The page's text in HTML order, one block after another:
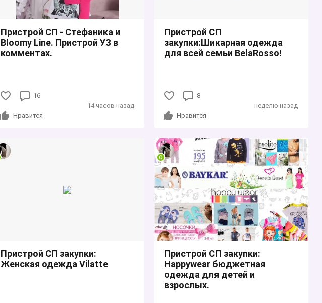
Пристрой СП - Стефаника и
Bloomy Line. Пристрой УЗ в
комментах.
16
Нравится
14 часов назад
Пристрой СП
закупки:Шикарная одежда
для всей семьи BelaRosso!
8
Нравится
неделю назад
Пристрой СП закупки:
Женская одежда Vilatte
Пристрой СП закупки:
Happywear бюджетная
одежда для детей и
взрослых.